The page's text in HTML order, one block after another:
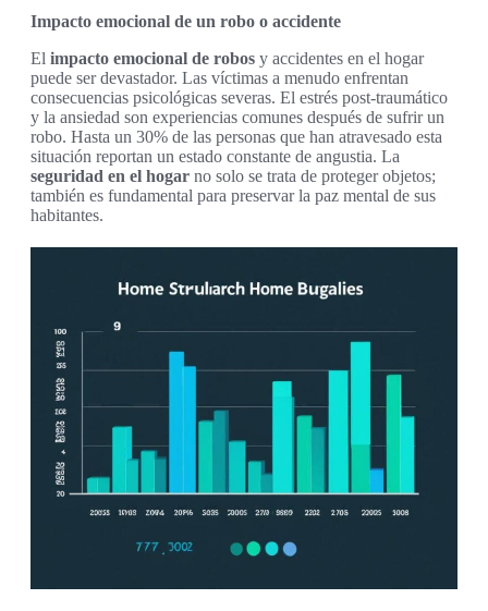
Impacto emocional de un robo o accidente
El impacto emocional de robos y accidentes en el hogar
puede ser devastador. Las víctimas a menudo enfrentan
consecuencias psicológicas severas. El estrés post-traumático
y la ansiedad son experiencias comunes después de sufrir un
robo. Hasta un 30% de las personas que han atravesado esta
situación reportan un estado constante de angustia. La
seguridad en el hogar no solo se trata de proteger objetos;
también es fundamental para preservar la paz mental de sus
habitantes.